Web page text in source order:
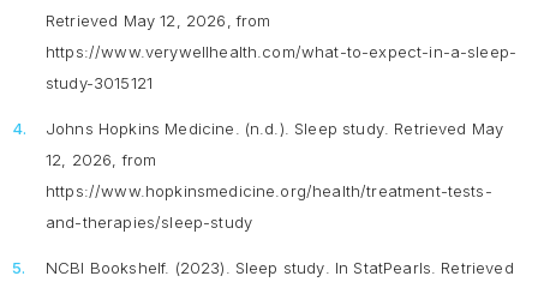
Retrieved May 12, 2026, from
https://www.verywellhealth.com/what-to-expect-in-a-sleep-
study-3015121
Johns Hopkins Medicine. (n.d.). Sleep study. Retrieved May
12, 2026, from
https://www.hopkinsmedicine.org/health/treatment-tests-
and-therapies/sleep-study
NCBI Bookshelf. (2023). Sleep study . In StatPearls. Retrieved